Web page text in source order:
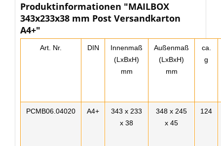
Produktinformationen "MAILBOX
343x233x38 mm Post Versandkarton
A4+"
Art. Nr. DIN
Innenmaß
(LxBxH)
mm
Außenmaß
(LxBxH)
mm
ca.
g
PCMB06.04020 A4+
343 x 233
x 38
348 x 245
x 45
124